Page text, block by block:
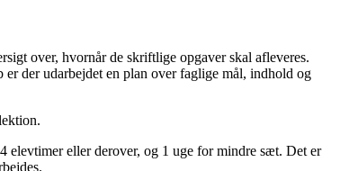
over, hvornår de skriftlige opgaver skal afleveres.
der udarbejdet en plan over faglige mål, indhold og
elevtimer eller derover, og 1 uge for mindre sæt. Det er